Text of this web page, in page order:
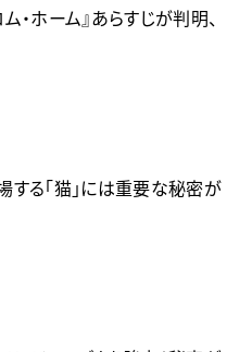
・ホーム』あらすじが判明、
する「猫」には重要な秘密が